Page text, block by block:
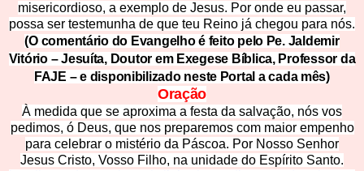
misericordioso, a exemplo de Jesus. Por onde eu passar,
possa ser testemunha de que teu Reino já chegou para nós.
(O comentário do Evangelho é feito pelo Pe. Jaldemir
Vitório – Jesuíta, Doutor em Exegese Bíblica, Professor da
FAJE – e disponibilizado neste Portal a cada mês)
Oração
À medida que se aproxima a festa da salvação, nós vos
pedimos, ó Deus, que nos preparemos com maior empenho
para celebrar o mistério da Páscoa. Por Nosso Senhor
Jesus Cristo, Vosso Filho, na unidade do Espírito Santo.